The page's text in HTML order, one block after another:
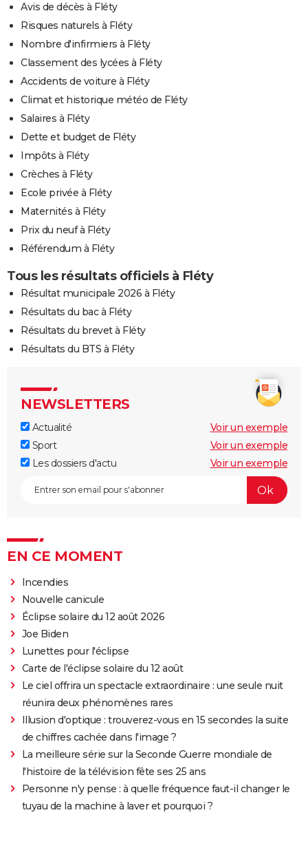
Avis de décès à Fléty
Risques naturels à Fléty
Nombre d'infirmiers à Fléty
Classement des lycées à Fléty
Accidents de voiture à Fléty
Climat et historique météo de Fléty
Salaires à Fléty
Dette et budget de Fléty
Impôts à Fléty
Crèches à Fléty
Ecole privée à Fléty
Maternités à Fléty
Prix du neuf à Fléty
Référendum à Fléty
Tous les résultats officiels à Fléty
Résultat municipale 2026 à Fléty
Résultats du bac à Fléty
Résultats du brevet à Fléty
Résultats du BTS à Fléty
NEWSLETTERS
Actualité
Voir un exemple
Sport
Voir un exemple
Les dossiers d'actu
Voir un exemple
EN CE MOMENT
Incendies
Nouvelle canicule
Éclipse solaire du 12 août 2026
Joe Biden
Lunettes pour l'éclipse
Carte de l'éclipse solaire du 12 août
Le ciel offrira un spectacle extraordinaire : une seule nuit
réunira deux phénomènes rares
Illusion d'optique : trouverez-vous en 15 secondes la suite
de chiffres cachée dans l'image ?
La meilleure série sur la Seconde Guerre mondiale de
l'histoire de la télévision fête ses 25 ans
Personne n'y pense : à quelle fréquence faut-il changer le
tuyau de la machine à laver et pourquoi ?